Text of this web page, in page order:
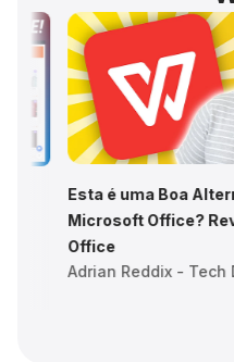
Alternativa ao
Revisão do WPS
- Tech Dad Journey